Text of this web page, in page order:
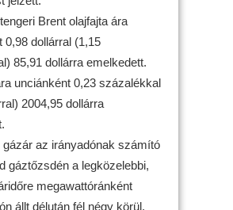
Brent olajfajta ára
0,98 dollárral (1,15
85,91 dollárra emelkedett.
unciánként 0,23 százalékkal
2004,95 dollárra
gázár az irányadónak számító
gáztőzsdén a legközelebbi,
megawattóránként
állt délután fél négy körül,